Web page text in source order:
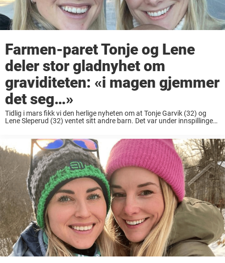
Farmen-paret Tonje og Lene
deler stor gladnyhet om
graviditeten: «i magen gjemmer
det seg…»
Tidlig i mars fikk vi den herlige nyheten om at Tonje Garvik (32) og
Lene Sleperud (32) ventet sitt andre barn. Det var under innspillingen